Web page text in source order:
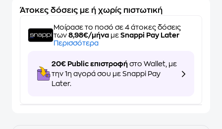
Άτοκες δόσεις με ή χωρίς πιστωτική
Μοίρασε το ποσό σε 4 άτοκες δόσεις
των 8,98€/μήνα με Snappi Pay Later
Περισσότερα
20€ Public επιστροφή στο Wallet, με
την 1η αγορά σου με Snappi Pay
Later.